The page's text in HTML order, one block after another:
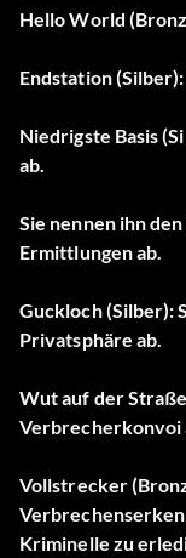
Hello World
Endstation
Niedrigste Basis
ab.
Sie nennen ihn
Ermittlungen ab.
Guckloch (Silber):
Privatsphäre ab.
Wut auf der
Verbrecherkonvoi
Vollstrecker
Kriminelle zu